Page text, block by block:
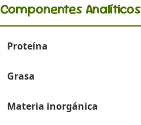
Componentes Analíticos
Proteína
Grasa
Materia inorgánica